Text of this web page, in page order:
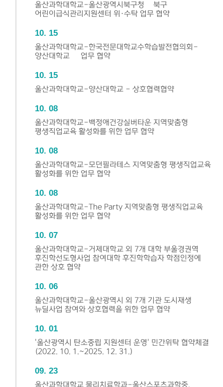
울산과학대학교-울산광역시북구청 –북구
어린이급식관리지원센터 위·수탁 업무 협약
10 15
울산과학대학교-한국전문대학교수학습발전협의회-
양산대학교 – 업무 협약
10 15
울산과학대학교-양산대학교 - 상호협력협약
10 08
울산과학대학교-백정애건강실버타운 지역맞춤형
평생직업교육 활성화를 위한 업무 협약
10 08
울산과학대학교-모던필라테스 지역맞춤형 평생직업교육
활성화를 위한 업무 협약
10 08
울산과학대학교-The Party 지역맞춤형 평생직업교육
활성화를 위한 업무 협약
10 07
울산과학대학교-거제대학교 외 7개 대학 부울경권역
후진학선도형사업 참여대학 후진학학습자 학점인정에
관한 상호 협약
10 06
울산과학대학교-울산광역시 외 7개 기관 도시재생
뉴딜사업 참여와 상호협력을 위한 업무 협약
10 01
'울산광역시 탄소중립 지원센터 운영' 민간위탁 협약체결
(2022. 10. 1.~2025. 12. 31.)
09 23
울산과학대학교 물리치료학과-울산스포츠과학중.